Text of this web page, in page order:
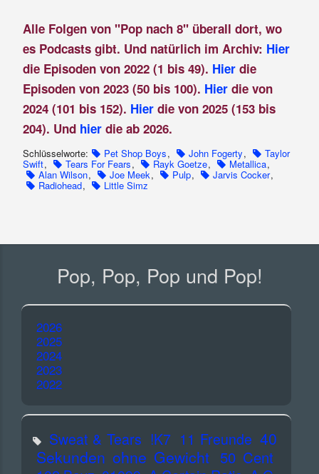
Alle Folgen von "Pop nach 8" überall dort, wo
es Podcasts gibt. Und natürlich im Archiv: Hier
die Episoden von 2022 (1 bis 49). Hierdie
Episoden von 2023 (50 bis 100). Hier die von
2024 (101 bis 152). Hier die von 2025 (153 bis
204). Und hier die ab 2026.
Schlüsselworte: Pet Shop Boys, John Fogerty, Taylor
Swift, Tears For Fears, Rayk Goetze, Metallica,
Alan Wilson, Joe Meek, Pulp, Jarvis Cocker,
Radiohead, Little Simz
Pop, Pop, Pop und Pop!
2026
2025
2024
2023
2022
Sweat & Tears !K7 11 Freunde 40
Sekunden ohne Gewicht 50 Cent